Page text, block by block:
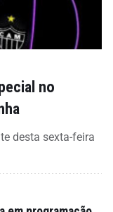
no
desta sexta-feira